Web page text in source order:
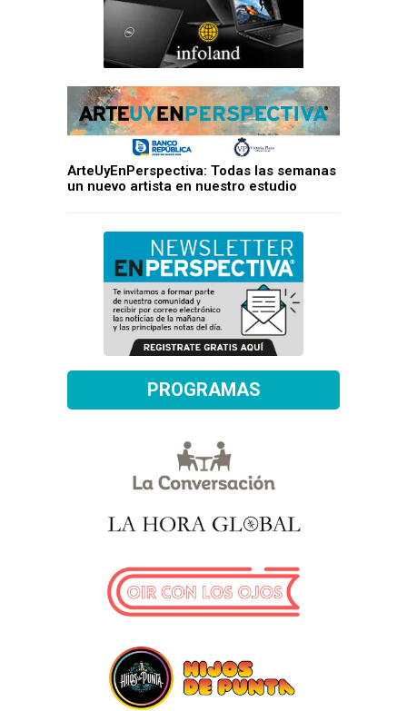
ArteUyEnPerspectiva: Todas las semanas
un nuevo artista en nuestro estudio
PROGRAMAS